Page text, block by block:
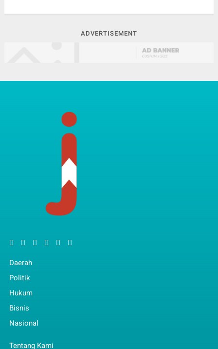
ADVERTISEMENT
Daerah
Politik
Hukum
Bisnis
Nasional
Tentang Kami